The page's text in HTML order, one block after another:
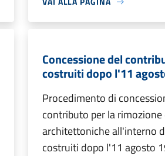
Concessione del
costruiti dopo l'11
Procedimento di
contributo per la rimozione
architettoniche all'interno
costruiti dopo l'11 agosto